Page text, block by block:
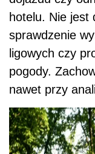
hotelu. Nie jest
sprawdzenie
ligowych czy
pogody.
nawet przy